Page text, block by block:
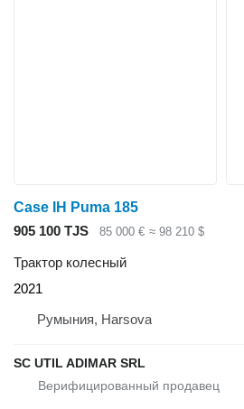
Case IH Puma 185
905 100 TJS
85 000 € ≈ 98 210 $
Трактор колесный
2021
Румыния, Harsova
SC UTIL ADIMAR SRL